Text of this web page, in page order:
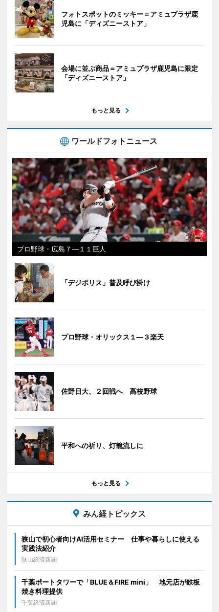
フォトスポットのミッキー＝アミュプラザ鹿
児島に「ディズニーストア」
会場に並ぶ商品＝アミュプラザ鹿児島に限定
「ディズニーストア」
もっと見る
ワールドフォトニュース
プロ野球・広島７―１１巨人
「デジポリス」普及呼び掛け
プロ野球・オリックス１―３楽天
佐野日大、２回戦へ 高校野球
平和への祈り、灯籠流しに
もっと見る
みん経トピックス
狭山で初心者向けAI活用セミナー 仕事や暮らしに使える
実践法紹介
狭山経済新聞
千葉ポートタワーで「BLUE＆FIRE mini」 地元店が鉄板
焼き料理提供
千葉経済新聞